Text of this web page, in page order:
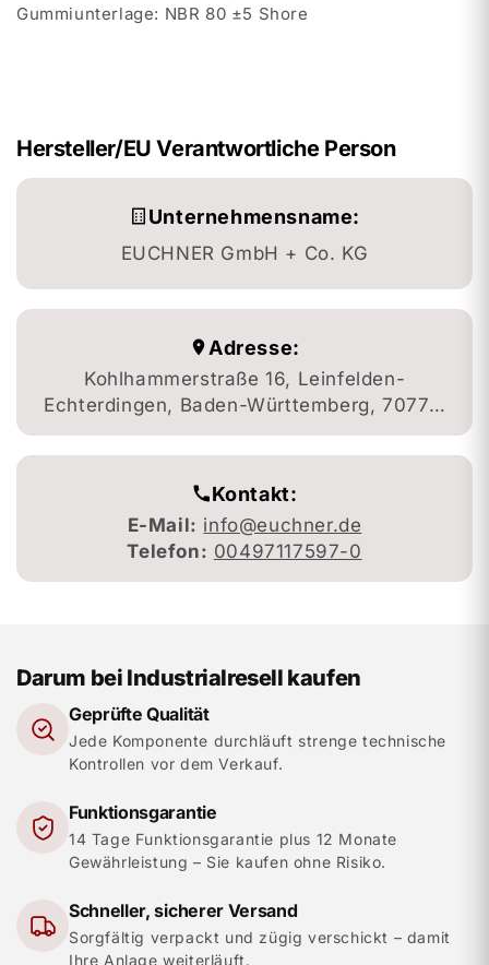
Gummiunterlage: NBR 80 ±5 Shore
Hersteller/EU Verantwortliche Person
Unternehmensname:
EUCHNER GmbH + Co. KG
Adresse:
Kohlhammerstraße 16, Leinfelden-
Echterdingen, Baden-Württemberg, 70771,
DE
Kontakt:
E-Mail: info@euchner.de
Telefon: 00497117597-0
Darum bei Industrialresell kaufen
Geprüfte Qualität
Jede Komponente durchläuft strenge technische
Kontrollen vor dem Verkauf.
Funktionsgarantie
14 Tage Funktionsgarantie plus 12 Monate
Gewährleistung – Sie kaufen ohne Risiko.
Schneller, sicherer Versand
Sorgfältig verpackt und zügig verschickt – damit
Ihre Anlage weiterläuft.